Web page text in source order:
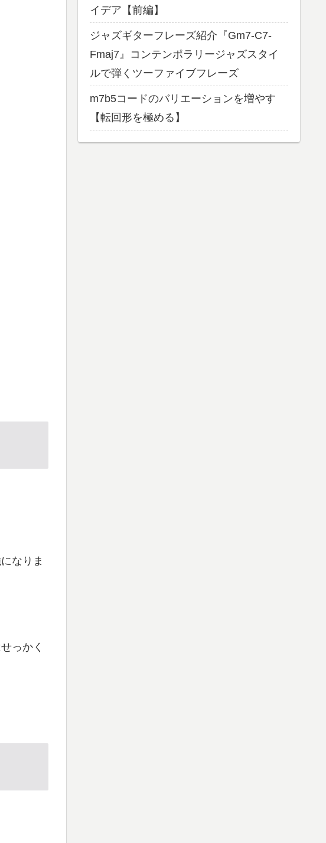
なりま
っかく
イデア【前編】
ジャズギターフレーズ紹介『Gm7-C7-
Fmaj7』コンテンポラリージャズスタイ
ルで弾くツーファイブフレーズ
m7b5コードのバリエーションを増やす
【転回形を極める】